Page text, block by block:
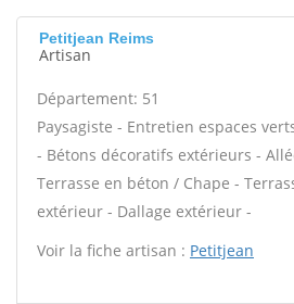
Petitjean Reims
Artisan
Département: 51
Paysagiste - Entretien espaces
- Bétons décoratifs extérieurs -
Terrasse en béton / Chape -
extérieur - Dallage extérieur -
Voir la fiche artisan : Petitjean